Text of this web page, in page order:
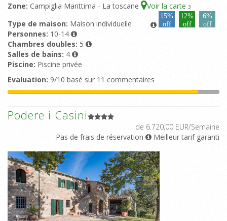
Zone: Campiglia Marittima - La toscane Voir la carte 3
15%
off
12%
off
6%
off
Type de maison: Maison individuelle
Personnes: 10-14
Chambres doubles: 5
Salles de bains: 4
Piscine: Piscine privée
Evaluation: 9/10 basé sur 11 commentaires
Podere i Casini
de 6.720,00 EUR/Semaine
Pas de frais de réservation
Meilleur tarif garanti